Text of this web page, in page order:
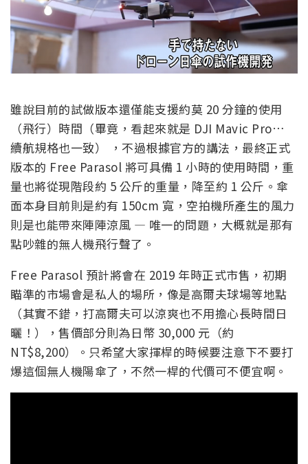
雖說目前的試做版本還僅能支援約莫 20 分鐘的使用
（飛行）時間（畢竟，看起來就是 DJI Mavic Pro…
續航規格也一致） ，不過根據官方的講法，最終正式
版本的 Free Parasol 將可具備 1 小時的使用時間，重
量也將從現階段約 5 公斤的重量，降至約 1 公斤。傘
面本身目前則是約有 150cm 寬，空拍機所產生的風力
則是也能帶來陣陣涼風 — 唯一的問題，大概就是那有
點吵雜的無人機飛行聲了。
Free Parasol 預計將會在 2019 年時正式市售，初期
瞄準的市場會是私人的場所，像是高爾夫球場等地點
（其實不錯，打高爾夫可以涼爽也不用擔心長時間日
曬！），售價部分則為日幣 30,000 元（約
NT$8,200）。只希望大家揮桿的時候要注意下不要打
爆這個無人機陽傘了，不然一桿的代價可不便宜啊。